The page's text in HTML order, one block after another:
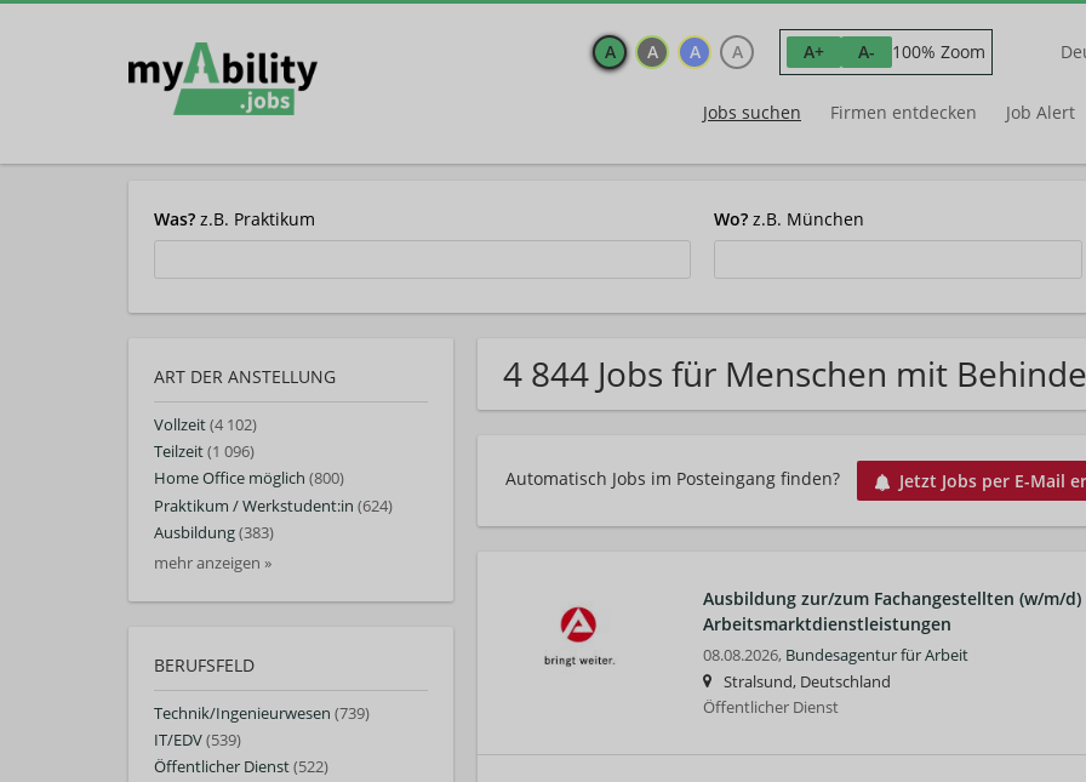
A A A A A+ A- 100% Zoom
Jobs suchen Firmen entdecken Job Alert
Was? z.B. Praktikum Wo? z.B. München
ART DER ANSTELLUNG
Vollzeit(4 102)
Teilzeit(1 096)
Home Office möglich (800)
Praktikum / Werkstudent:in (624)
Ausbildung(383)
mehr anzeigen »
BERUFSFELD
Technik/Ingenieurwesen (739)
IT/EDV(539)
Öffentlicher Dienst(522)
4 844 Jobs für Menschen mit
Automatisch Jobs im Posteingang finden? Jetzt Jobs per E-Mail
Ausbildung zur/zum Fachangestellten (w/m/
Arbeitsmarktdienstleistungen
08.08.2026, Bundesagentur für Arbeit
Stralsund, Deutschland
Öffentlicher Dienst